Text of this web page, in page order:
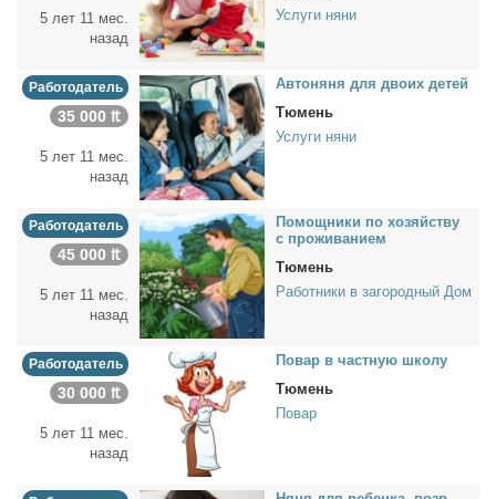
5 лет 11 мес.
назад
Услуги няни
Работодатель
35 000 ₶
5 лет 11 мес.
назад
Ав­то­ня­ня для дво­их де­тей
Тюмень
Услуги няни
Работодатель
45 000 ₶
5 лет 11 мес.
назад
По­мощ­ни­ки по хо­зяй­ству
с про­жи­ва­ни­ем
Тюмень
Работники в загородный Дом
Работодатель
30 000 ₶
5 лет 11 мес.
назад
По­вар в част­ную шко­лу
Тюмень
Повар